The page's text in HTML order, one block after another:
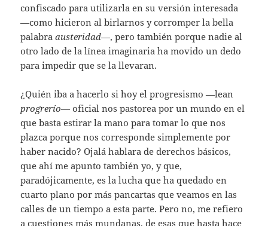
confiscado para utilizarla en su versión interesada
—como hicieron al birlarnos y corromper la bella
palabraausteridad—, pero también porque nadie al
otro lado de la línea imaginaria ha movido un dedo
para impedir que se la llevaran.
¿Quién iba a hacerlo si hoy el progresismo —lean
progrerío— oficial nos pastorea por un mundo en el
que basta estirar la mano para tomar lo que nos
plazca porque nos corresponde simplemente por
haber nacido? Ojalá hablara de derechos básicos,
que ahí me apunto también yo, y que,
paradójicamente, es la lucha que ha quedado en
cuarto plano por más pancartas que veamos en las
calles de un tiempo a esta parte. Pero no, me refiero
a cuestiones más mundanas, de esas que hasta hace